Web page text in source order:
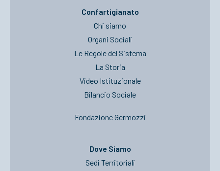
Confartigianato
Chi siamo
Organi Sociali
Le Regole del Sistema
La Storia
Video Istituzionale
Bilancio Sociale
Fondazione Germozzi
Dove Siamo
Sedi Territoriali